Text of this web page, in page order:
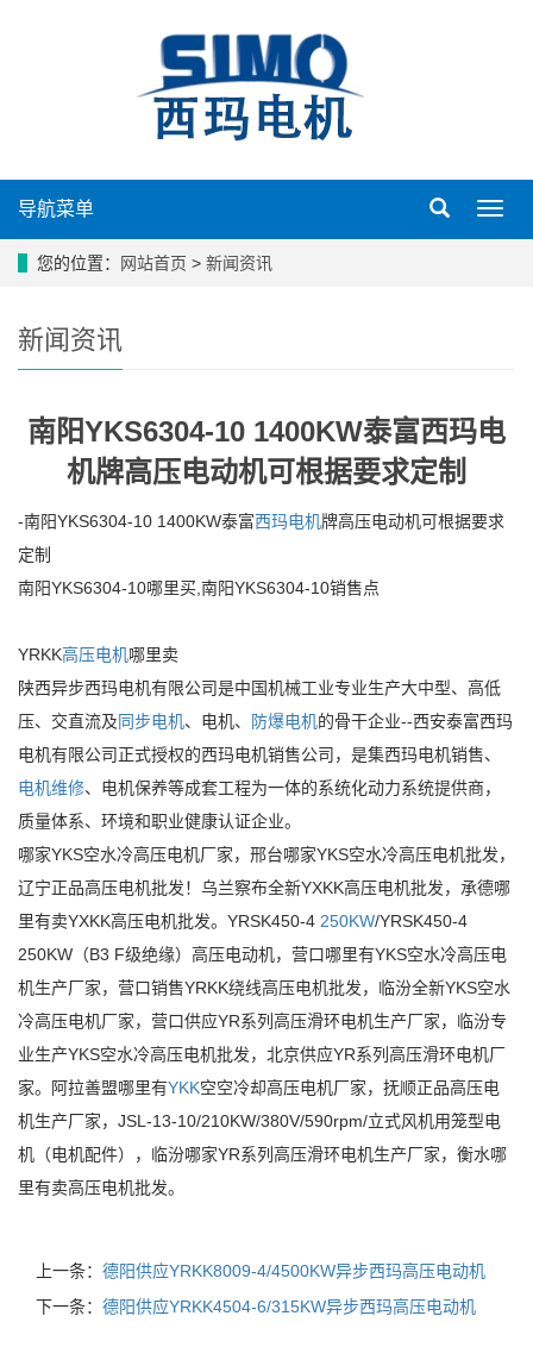
导
导航菜单
您的位置： 网站首页 > 新闻资讯
新闻资讯
南阳YKS6304-10 1400KW泰富西玛电
机牌高压电动机可根据要求定制
-南阳YKS6304-10 1400KW泰富西玛电机牌高压电动机可根据要求
定制
南阳YKS6304-10哪里买,南阳YKS6304-10销售点
YRKK高压电机哪里卖
陕西异步西玛电机有限公司是中国机械工业专业生产大中型、高低
压、交直流及同步电机、电机、 防爆电机的骨干企业--西安泰富西玛
电机有限公司正式授权的西玛电机销售公司，是集西玛电机销售、
电机维修、电机保养等成套工程为一体的系统化动力系统提供商，
质量体系、环境和职业健康认证企业。
哪家YKS空水冷高压电机厂家，邢台哪家YKS空水冷高压电机批发，
辽宁正品高压电机批发！乌兰察布全新YXKK高压电机批发，承德哪
里有卖YXKK高压电机批发。YRSK450-4 250KW/YRSK450-4
250KW（B3 F级绝缘）高压电动机，营口哪里有YKS空水冷高压电
机生产厂家，营口销售YRKK绕线高压电机批发，临汾全新YKS空水
冷高压电机厂家，营口供应YR系列高压滑环电机生产厂家，临汾专
业生产YKS空水冷高压电机批发，北京供应YR系列高压滑环电机厂
家。阿拉善盟哪里有YKK空空冷却高压电机厂家，抚顺正品高压电
机生产厂家，JSL-13-10/210KW/380V/590rpm/立式风机用笼型电
机（电机配件），临汾哪家YR系列高压滑环电机生产厂家，衡水哪
里有卖高压电机批发。
上一条： 德阳供应YRKK8009-4/4500KW异步西玛高压电动机
下一条： 德阳供应YRKK4504-6/315KW异步西玛高压电动机